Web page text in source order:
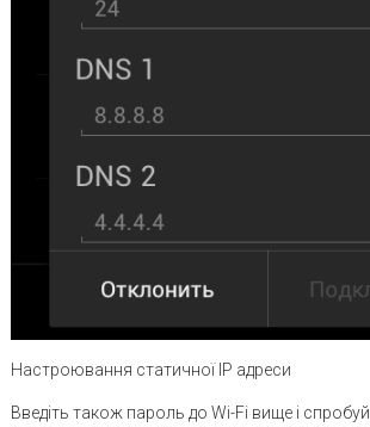
Настроювання статичної IP адреси
Введіть також пароль до Wi-Fi вище і